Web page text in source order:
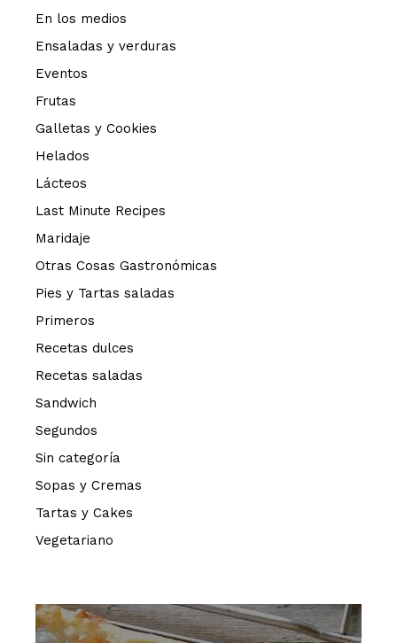
En los medios
Ensaladas y verduras
Eventos
Frutas
Galletas y Cookies
Helados
Lácteos
Last Minute Recipes
Maridaje
Otras Cosas Gastronómicas
Pies y Tartas saladas
Primeros
Recetas dulces
Recetas saladas
Sandwich
Segundos
Sin categoría
Sopas y Cremas
Tartas y Cakes
Vegetariano